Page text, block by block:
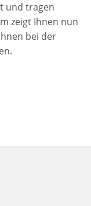
und tragen
zeigt Ihnen nun
bei der